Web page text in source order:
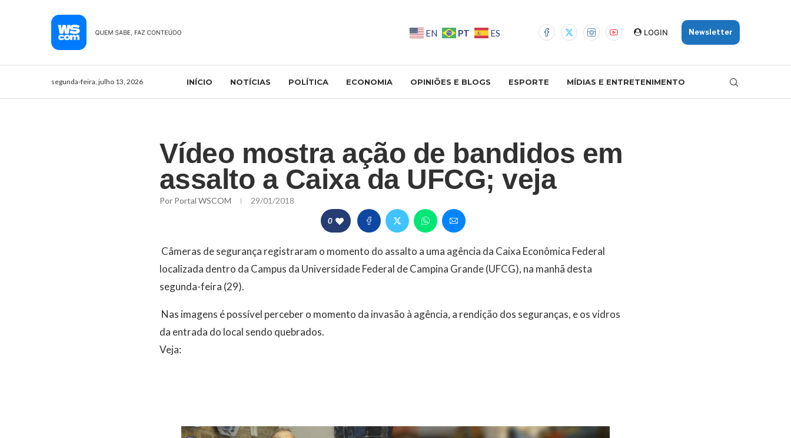
EN PT ES LOGIN Newsletter
segunda-feira, julho 13, 2026 INÍCIO NOTÍCIAS POLÍTICA ECONOMIA OPINIÕES E BLOGS ESPORTE MÍDIAS E ENTRETENIMENTO
Vídeo mostra ação de bandidos em
assalto a Caixa da UFCG; veja
Por Portal WSCOM 29/01/2018
0
Câmeras de segurança registraram o momento do assalto a uma agência da Caixa Econômica Federal
localizada dentro da Campus da Universidade Federal de Campina Grande (UFCG), na manhã desta
segunda-feira (29).
Nas imagens é possível perceber o momento da invasão à agência, a rendição dos seguranças, e os vidros
da entrada do local sendo quebrados.
Veja: